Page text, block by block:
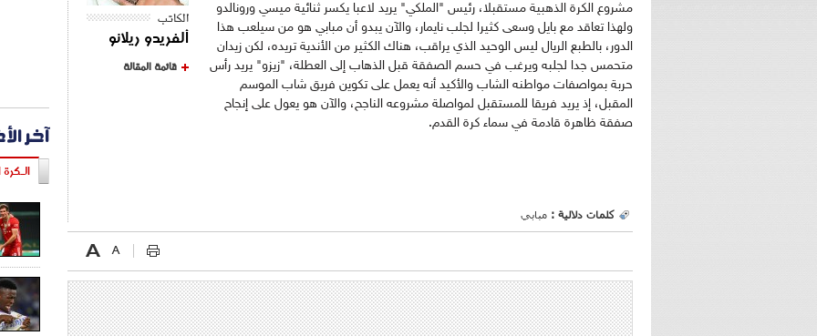
الكاتب
ألفريدو ريلانو
قائمة المقالة
مشروع الكرة الذهبية مستقبلا، رئيس "الملكي" يريد لاعبا يكسر ثنائية ميسي ورونالدو
ولهذا تعاقد مع بايل وسعى كثيرا لجلب نايمار، والآن يبدو أن مبابي هو من سيلعب هذا
الدور، بالطبع الريال ليس الوحيد الذي يراقب، هناك الكثير من الأندية تريده، لكن زيدان
متحمس جدا لجلبه ويرغب في حسم الصفقة قبل الذهاب إلى العطلة، "زيزو" يريد رأس
حربة بمواصفات مواطنه الشاب والأكيد أنه يعمل على تكوين فريق شاب الموسم
المقبل، إذ يريد فريقا للمستقبل لمواصلة مشروعه الناجح، والآن هو يعول على إنجاح
صفقة ظاهرة قادمة في سماء كرة القدم.
كلمات دلالية : مبابي
آخر
الـكرة